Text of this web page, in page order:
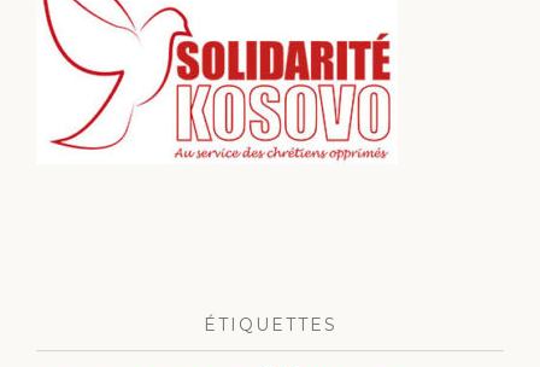
ÉTIQUETTES